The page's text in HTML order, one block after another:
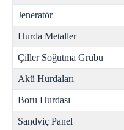
Jeneratör
Hurda Metaller
Çiller Soğutma Grubu
Akü Hurdaları
Boru Hurdası
Sandviç Panel